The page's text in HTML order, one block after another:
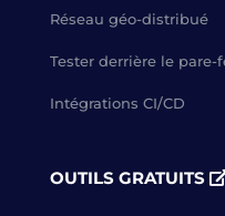
Réseau géo-distribué
Tester derrière le pare-
Intégrations CI/CD
OUTILS GRATUITS